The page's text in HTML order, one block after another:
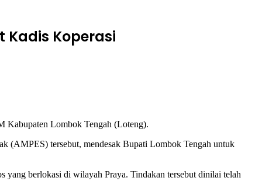
Kadis Koperasi
Kabupaten Lombok Tengah (Loteng).
(AMPES) tersebut, mendesak Bupati Lombok Tengah untuk
yang berlokasi di wilayah Praya. Tindakan tersebut dinilai telah